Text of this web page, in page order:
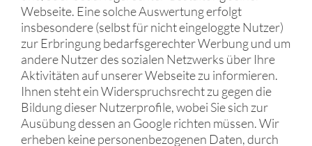
Webseite. Eine solche Auswertung erfolgt
insbesondere (selbst für nicht eingeloggte Nutzer)
zur Erbringung bedarfsgerechter Werbung und um
andere Nutzer des sozialen Netzwerks über Ihre
Aktivitäten auf unserer Webseite zu informieren.
Ihnen steht ein Widerspruchsrecht zu gegen die
Bildung dieser Nutzerprofile, wobei Sie sich zur
Ausübung dessen an Google richten müssen. Wir
erheben keine personenbezogenen Daten, durch